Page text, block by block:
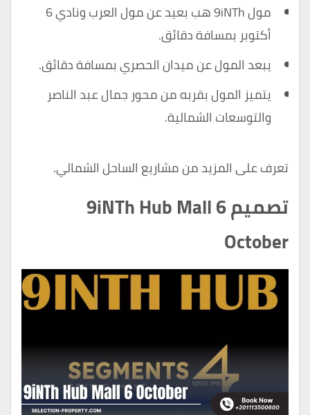
مول 9iNTh هب بعيد عن مول العرب ونادي 6
أكتوبر بمسافة دقائق.
يبعد المول عن ميدان الحصري بمسافة دقائق.
يتميز المول بقربه من محور جمال عبد الناصر
والتوسعات الشمالية.
تعرف على المزيد منمشاريع الساحل الشمالي.
تصميم 9iNTh Hub Mall 6
October